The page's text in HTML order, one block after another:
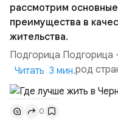
рассмотрим
преимущества в
жительства.
Подгорица Подгорица
крупнейший город
спектр развлечений и
рестораны и торговые
является культурным
Читать 3 мин.
0